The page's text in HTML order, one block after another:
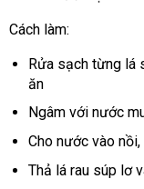
Cách làm:
Rửa sạch từng lá
ăn
Ngâm với nước
Cho nước vào
Thả lá rau súp lơ